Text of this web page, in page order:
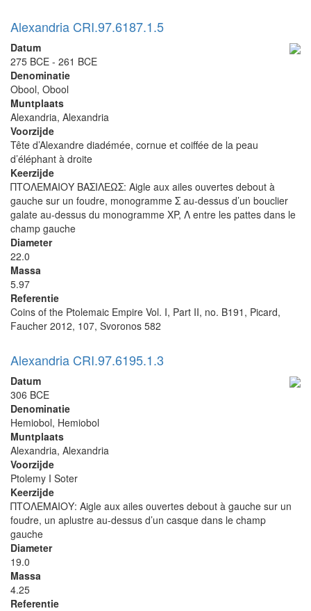
Alexandria CRI.97.6187.1.5
Datum
275 BCE - 261 BCE
Denominatie
Obool, Obool
Muntplaats
Alexandria, Alexandria
Voorzijde
Tête d’Alexandre diadémée, cornue et coiffée de la peau
d’éléphant à droite
Keerzijde
ΠΤΟΛΕΜΑΙΟΥ ΒΑΣΙΛΕΩΣ: Aigle aux ailes ouvertes debout à
gauche sur un foudre, monogramme Σ au-dessus d’un bouclier
galate au-dessus du monogramme XP, Λ entre les pattes dans le
champ gauche
Diameter
22.0
Massa
5.97
Referentie
Coins of the Ptolemaic Empire Vol. I, Part II, no. B191, Picard,
Faucher 2012, 107, Svoronos 582
Alexandria CRI.97.6195.1.3
Datum
306 BCE
Denominatie
Hemiobol, Hemiobol
Muntplaats
Alexandria, Alexandria
Voorzijde
Ptolemy I Soter
Keerzijde
ΠΤΟΛΕΜΑΙΟΥ: Aigle aux ailes ouvertes debout à gauche sur un
foudre, un aplustre au-dessus d’un casque dans le champ
gauche
Diameter
19.0
Massa
4.25
Referentie